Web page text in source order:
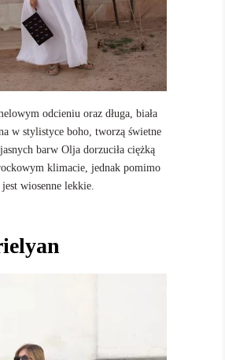
odcieniu oraz długa, biała
w stylistyce boho, tworzą świetne
barw Olja dorzuciła ciężką
klimacie, jednak pomimo
wiosenne lekkie.